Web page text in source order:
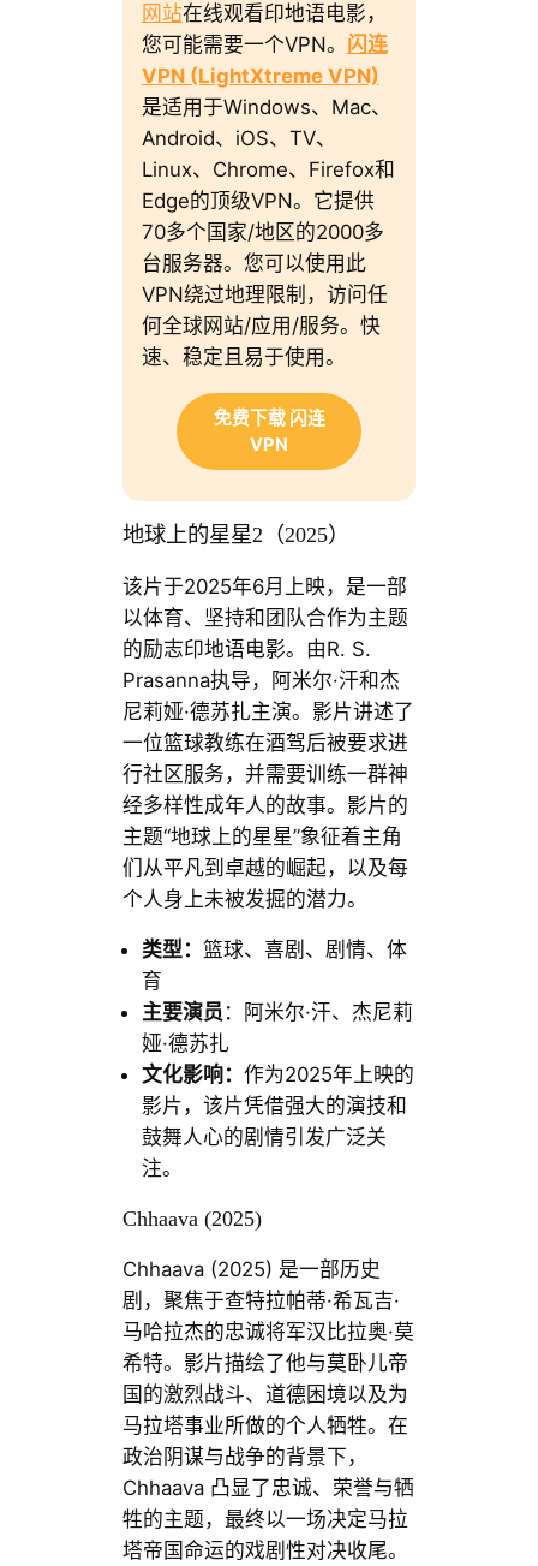
网站在线观看印地语电影，
您可能需要一个VPN。 闪连
VPN (LightXtreme VPN)
是适用于Windows、Mac、
Android、iOS、TV、
Linux、Chrome、Firefox和
Edge的顶级VPN。它提供
70多个国家/地区的2000多
台服务器。您可以使用此
VPN绕过地理限制，访问任
何全球网站/应用/服务。快
速、稳定且易于使用。
免费下载 闪连
VPN
地球上的星星2（2025）
该片于2025年6月上映，是一部
以体育、坚持和团队合作为主题
的励志印地语电影。由R. S.
Prasanna执导，阿米尔·汗和杰
尼莉娅·德苏扎主演。影片讲述了
一位篮球教练在酒驾后被要求进
行社区服务，并需要训练一群神
经多样性成年人的故事。影片的
主题“地球上的星星”象征着主角
们从平凡到卓越的崛起，以及每
个人身上未被发掘的潜力。
类型： 篮球、喜剧、剧情、体
育
主要演员 ：阿米尔·汗、杰尼莉
娅·德苏扎
文化影响： 作为2025年上映的
影片，该片凭借强大的演技和
鼓舞人心的剧情引发广泛关
注。
Chhaava (2025)
Chhaava (2025) 是一部历史
剧，聚焦于查特拉帕蒂·希瓦吉·
马哈拉杰的忠诚将军汉比拉奥·莫
希特。影片描绘了他与莫卧儿帝
国的激烈战斗、道德困境以及为
马拉塔事业所做的个人牺牲。在
政治阴谋与战争的背景下，
Chhaava 凸显了忠诚、荣誉与牺
牲的主题，最终以一场决定马拉
塔帝国命运的戏剧性对决收尾。